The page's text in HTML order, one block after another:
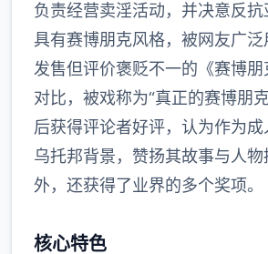
负责经营卖淫活动，并决意反
具有赛博朋克风格，被网友广泛
发售但评价褒贬不一的《赛博
对比，被戏称为“真正的赛博朋
后获得评论者好评，认为作为成
乌托邦背景，赞扬其故事与人
外，还获得了业界的多个奖项。
核心特色